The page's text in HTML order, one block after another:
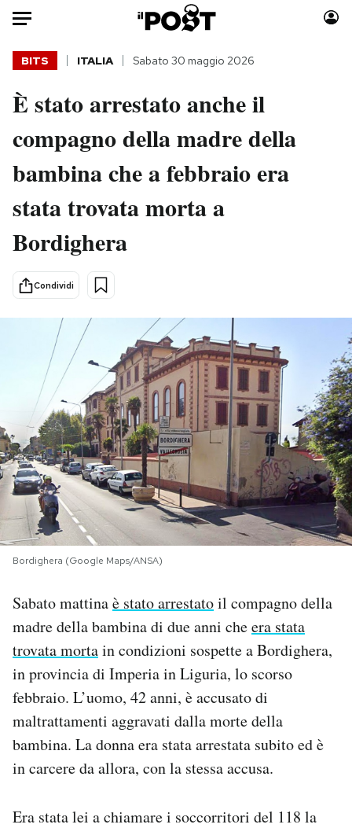
Auto
HOME
Mondo
Politica
Tecnologia
Scienza
Economia
Moda
Consumismi
PODCAST
NEWSLETTER
I MIEI PREFERITI
SHOP
Area Personale
Newsletter
Notifiche mobile
Regala il Post
Esci
BITS ITALIA Sabato 30 maggio 2026
È stato arrestato anche il
compagno della madre della
bambina che a febbraio era
stata trovata morta a
Bordighera
Condividi
Bordighera (Google Maps/ANSA)
Sabato mattinaè stato arrestatoil compagno della
madre della bambina di due anni cheera stata
trovata mortain condizioni sospette a Bordighera,
in provincia di Imperia in Liguria, lo scorso
febbraio. L’uomo, 42 anni, è accusato di
maltrattamenti aggravati dalla morte della
bambina. La donna era stata arrestata subito ed è
in carcere da allora, con la stessa accusa.
Era stata lei a chiamare i soccorritori del 118 la